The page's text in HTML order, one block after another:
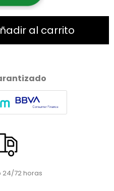
al carrito
24/72 horas